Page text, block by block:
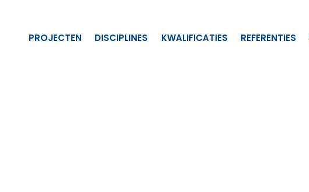
PROJECTEN DISCIPLINES KWALIFICATIES REFERENTIES